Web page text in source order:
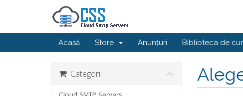
Acasă Store Anunțuri Biblioteca de
Categorii